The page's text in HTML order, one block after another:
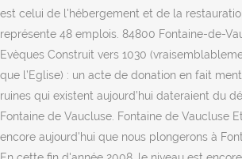
est celui de l'hébergement et de la
représente 48 emplois. 84800 Fontaine-de-
Evèques Construit vers 1030
que l’Eglise) : un acte de donation en fait
ruines qui existent aujourd’hui dateraient du
Fontaine de Vaucluse. Fontaine de Vaucluse
encore aujourd'hui que nous plongerons à